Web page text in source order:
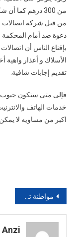
من 300 درهم كما
من قبل شركة اتصالات
دعوة ضد أمام المحكمة
بإقناع الناس أن
الأسلاك و أعذار
تقديم إجابات شافية.
فإلى متى ستكون جيوب
خدمات الهاتف
اكبر من مساويه لا
تصفّح
المقالات
مواطنة تشكو للسلطات بيوت “الدعارة” بالمحمدية
Anzi